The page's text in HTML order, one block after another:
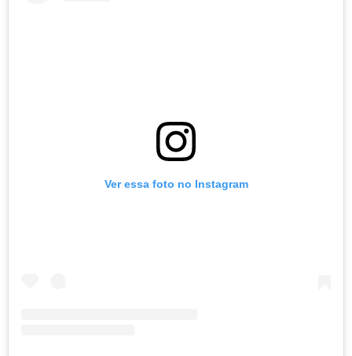
Ver essa foto no Instagram